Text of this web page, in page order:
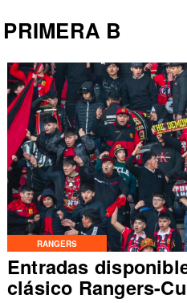
RANGERS
Entradas
clásico Rangers-
PRIMERA B